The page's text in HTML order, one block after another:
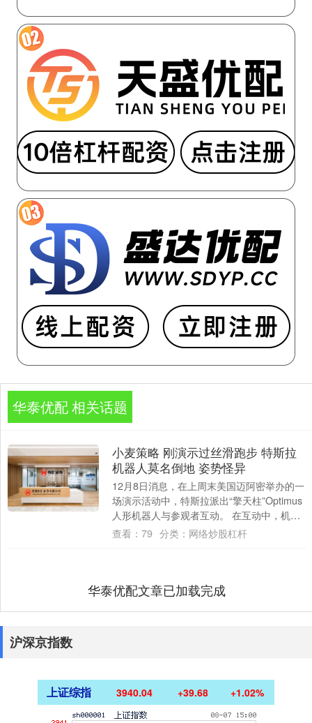
华泰优配 相关话题
小麦策略 刚演示过丝滑跑步 特斯拉
机器人莫名倒地 姿势怪异
12月8日消息，在上周末美国迈阿密举办的一
场演示活动中，特斯拉派出“擎天柱”Optimus
人形机器人与参观者互动。 在互动中，机器
人尝试递送瓶装水，但由于动作过....
查看： 79 分类： 网络炒股杠杆
华泰优配文章已加载完成
沪深京指数
上证综指 3940.04 +39.68 +1.02%